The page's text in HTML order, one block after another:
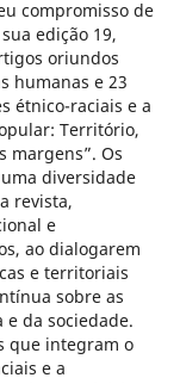
compromisso de
edição 19,
oriundos
humanas e 23
étnico-raciais e a
Território,
margens”. Os
diversidade
revista,
e
ao dialogarem
e territoriais
sobre as
da sociedade.
que integram o
e a